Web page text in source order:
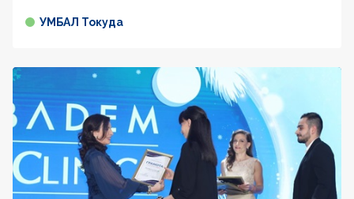
УМБАЛ Токуда